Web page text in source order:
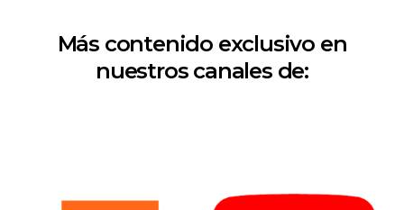
Más contenido exclusivo en
nuestros canales de: